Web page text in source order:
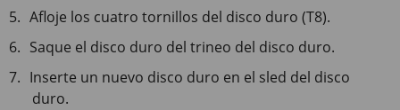
Afloje los cuatro tornillos del disco duro (T8).
Saque el disco duro del trineo del disco duro.
Inserte un nuevo disco duro en el sled del disco
duro.